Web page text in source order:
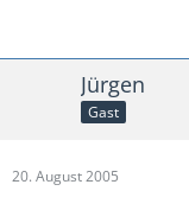
Jürgen
Gast
20. August 2005